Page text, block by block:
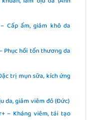
Cấp ẩm, giảm khô da
Phục hồi tổn thương da
trị mụn sữa, kích ứng
da, giảm viêm đỏ (Đức)
– Kháng viêm, tái tạo